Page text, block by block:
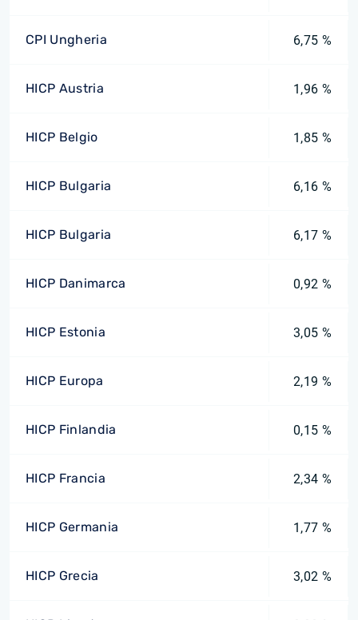
CPI Ungheria 6,75 %
HICP Austria 1,96 %
HICP Belgio 1,85 %
HICP Bulgaria 6,16 %
HICP Bulgaria 6,17 %
HICP Danimarca 0,92 %
HICP Estonia 3,05 %
HICP Europa 2,19 %
HICP Finlandia 0,15 %
HICP Francia 2,34 %
HICP Germania 1,77 %
HICP Grecia 3,02 %